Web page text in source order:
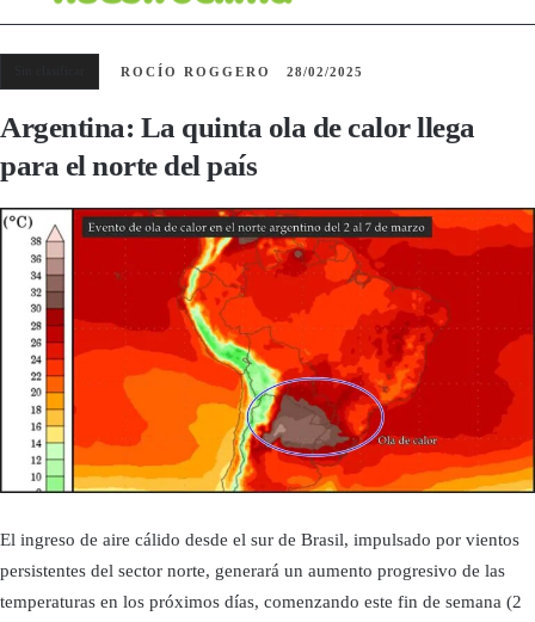
ROCÍO ROGGERO 28/02/2025
Argentina: La quinta ola de calor llega
para el norte del país
El ingreso de aire cálido desde el sur de Brasil, impulsado por vientos
persistentes del sector norte, generará un aumento progresivo de las
temperaturas en los próximos días, comenzando este fin de semana (2